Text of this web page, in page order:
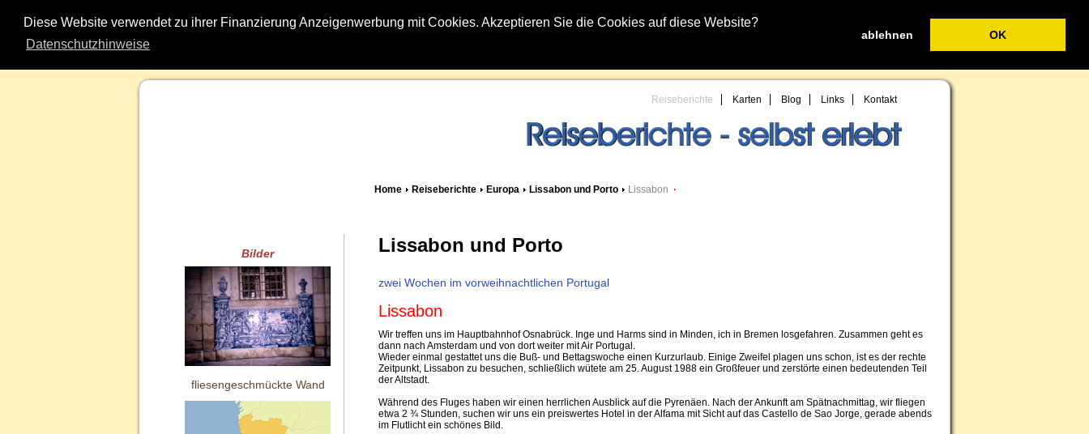
Diese Website verwendet zu ihrer Finanzierung Anzeigenwerbung mit Cookies. Akzeptieren Sie die Cookies auf diese Website?
Datenschutzhinweise
ablehnen OK
Reiseberichte Karten Blog Links Kontakt
Home Reiseberichte Europa Lissabon und Porto Lissabon ·
Bilder
fliesengeschmückte Wand
Lissabon und Porto
zwei Wochen im vorweihnachtlichen Portugal
Lissabon
Wir treffen uns im Hauptbahnhof Osnabrück. Inge und Harms sind in Minden, ich in Bremen losgefahren. Zusammen geht es
dann nach Amsterdam und von dort weiter mit Air Portugal.
Wieder einmal gestattet uns die Buß- und Bettagswoche einen Kurzurlaub. Einige Zweifel plagen uns schon, ist es der rechte
Zeitpunkt, Lissabon zu besuchen, schließlich wütete am 25. August 1988 ein Großfeuer und zerstörte einen bedeutenden Teil
der Altstadt.
Während des Fluges haben wir einen herrlichen Ausblick auf die Pyrenäen. Nach der Ankunft am Spätnachmittag, wir fliegen
etwa 2 ¾ Stunden, suchen wir uns ein preiswertes Hotel in der Alfama mit Sicht auf das Castello de Sao Jorge, gerade abends
im Flutlicht ein schönes Bild.